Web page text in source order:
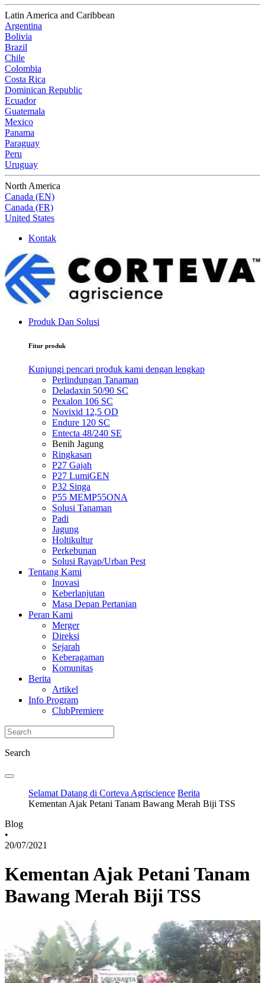
Latin America and Caribbean
Argentina
Bolivia
Brazil
Chile
Colombia
Costa Rica
Dominican Republic
Ecuador
Guatemala
Mexico
Panama
Paraguay
Peru
Uruguay
North America
Canada (EN)
Canada (FR)
United States
Kontak
Produk Dan Solusi
Fitur produk
Kunjungi pencari produk kami dengan lengkap
Perlindungan Tanaman
Deladaxin 50/90 SC
Pexalon 106 SC
Novixid 12,5 OD
Endure 120 SC
Entecta 48/240 SE
Benih Jagung
Ringkasan
P27 Gajah
P27 LumiGEN
P32 Singa
P55 MEMP55ONA
Solusi Tanaman
Padi
Jagung
Holtikultur
Perkebunan
Solusi Rayap/Urban Pest
Tentang Kami
Inovasi
Keberlanjutan
Masa Depan Pertanian
Peran Kami
Merger
Direksi
Sejarah
Keberagaman
Komunitas
Berita
Artikel
Info Program
ClubPremiere
Search
Selamat Datang di Corteva Agriscience Berita
Kementan Ajak Petani Tanam Bawang Merah Biji TSS
Blog
•
20/07/2021
Kementan Ajak Petani Tanam
Bawang Merah Biji TSS